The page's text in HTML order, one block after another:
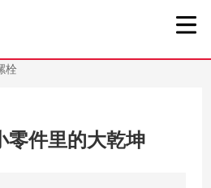
栓
零件里的大乾坤